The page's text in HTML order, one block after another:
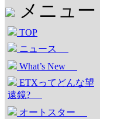
メニュー
TOP
ニュース
What’s New
ETXってどんな望
遠鏡?
オートスター